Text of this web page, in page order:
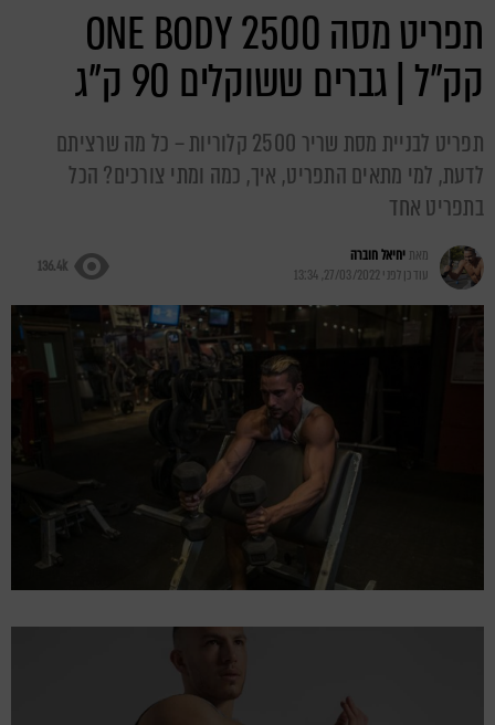
תפריט מסה ONE BODY 2500
קק"ל | גברים ששוקלים 90 ק"ג
תפריט לבניית מסת שריר 2500 קלוריות – כל מה שרציתם
לדעת, למי מתאים התפריט, איך, כמה ומתי צורכים? הכל
בתפריט אחד
מאתיחיאל חוברה
עודכן לפני27/03/2022, 13:34
136.4k